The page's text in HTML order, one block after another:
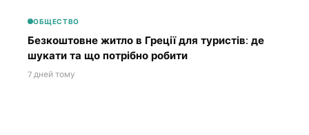
ОБЩЕСТВО
Безкоштовне житло в Греції для туристів: де
шукати та що потрібно робити
7 дней тому